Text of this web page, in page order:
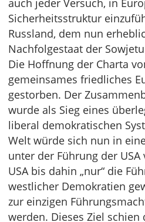
auch jeder Versuch, in
Sicherheitsstruktur
Russland, dem nun
Nachfolgestaat der
Die Hoffnung der Charta
gemeinsames friedliches
gestorben. Der
wurde als Sieg eines
liberal demokratischen
Welt würde sich nun in
unter der Führung der
USA bis dahin „nur“ die
westlicher Demokratien
zur einzigen
werden. Dieses Ziel